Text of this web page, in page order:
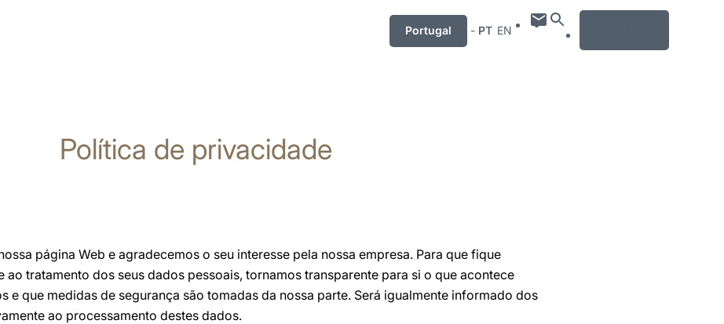
Portugal - PT EN
Política de privacidade
página Web e agradecemos o seu interesse pela nossa empresa. Para que fique
ao tratamento dos seus dados pessoais, tornamos transparente para si o que acontece
e que medidas de segurança são tomadas da nossa parte. Será igualmente informado dos
ao processamento destes dados.